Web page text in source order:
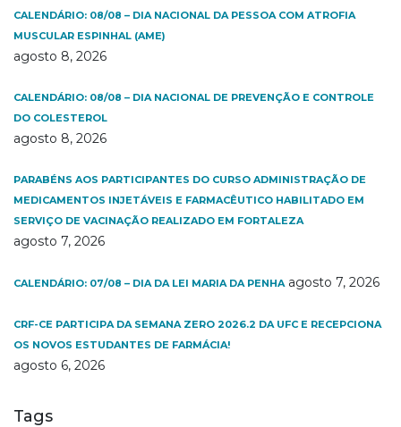
CALENDÁRIO: 08/08 – DIA NACIONAL DA PESSOA COM ATROFIA
MUSCULAR ESPINHAL (AME)
agosto 8, 2026
CALENDÁRIO: 08/08 – DIA NACIONAL DE PREVENÇÃO E CONTROLE
DO COLESTEROL
agosto 8, 2026
PARABÉNS AOS PARTICIPANTES DO CURSO ADMINISTRAÇÃO DE
MEDICAMENTOS INJETÁVEIS E FARMACÊUTICO HABILITADO EM
SERVIÇO DE VACINAÇÃO REALIZADO EM FORTALEZA
agosto 7, 2026
CALENDÁRIO: 07/08 – DIA DA LEI MARIA DA PENHA agosto 7, 2026
CRF-CE PARTICIPA DA SEMANA ZERO 2026.2 DA UFC E RECEPCIONA
OS NOVOS ESTUDANTES DE FARMÁCIA!
agosto 6, 2026
Tags